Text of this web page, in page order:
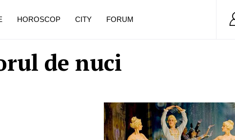
de nuci
HOROSCOP CITY FORUM
ce înaintezi în vârstă